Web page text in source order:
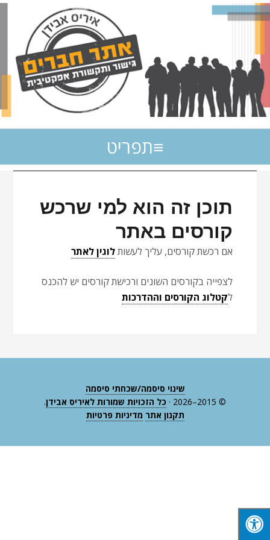
תפריט
תוכן זה הוא למי שרכש
קורסים באתר
אם רכשת קורסים, עליך לעשותלוגין לאתר
לצפייה בקורסים השונים ורכישת קורסים יש להכנס
לקטלוג הקורסים וההדרכות
שינוי סיסמה/שכחתי סיסמה
© 2015–2026 ·
כל הזכויות שמורות לאיריס אבידן.
תקנון אתר מדיניות פרטיות